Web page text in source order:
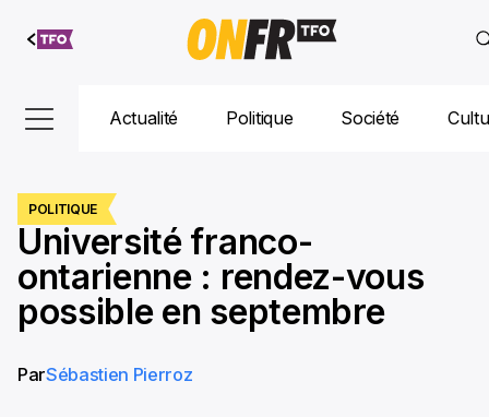
Aller au
contenu
Actualité Politique Société
POLITIQUE
Université franco-
ontarienne : rendez-vous
possible en septembre
ParSébastien Pierroz